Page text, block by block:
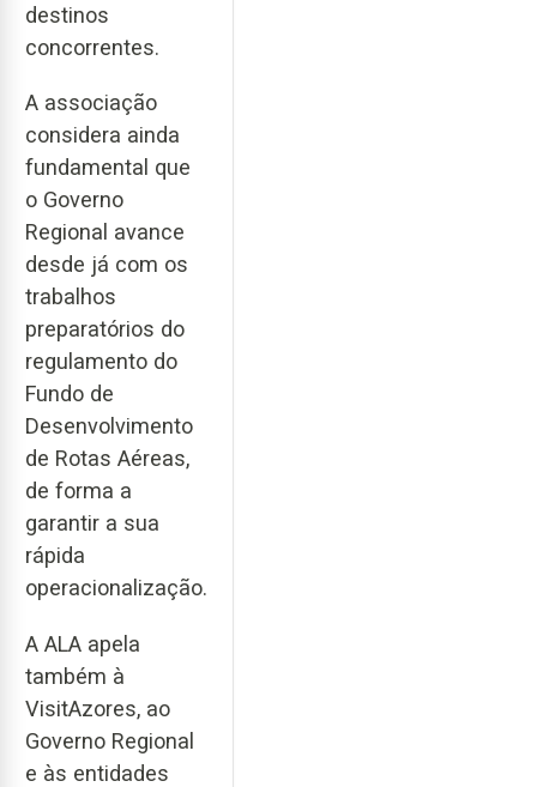
destinos
concorrentes.
A associação
considera ainda
fundamental que
o Governo
Regional avance
desde já com os
trabalhos
preparatórios do
regulamento do
Fundo de
Desenvolvimento
de Rotas Aéreas,
de forma a
garantir a sua
rápida
operacionalização.
A ALA apela
também à
VisitAzores, ao
Governo Regional
e às entidades